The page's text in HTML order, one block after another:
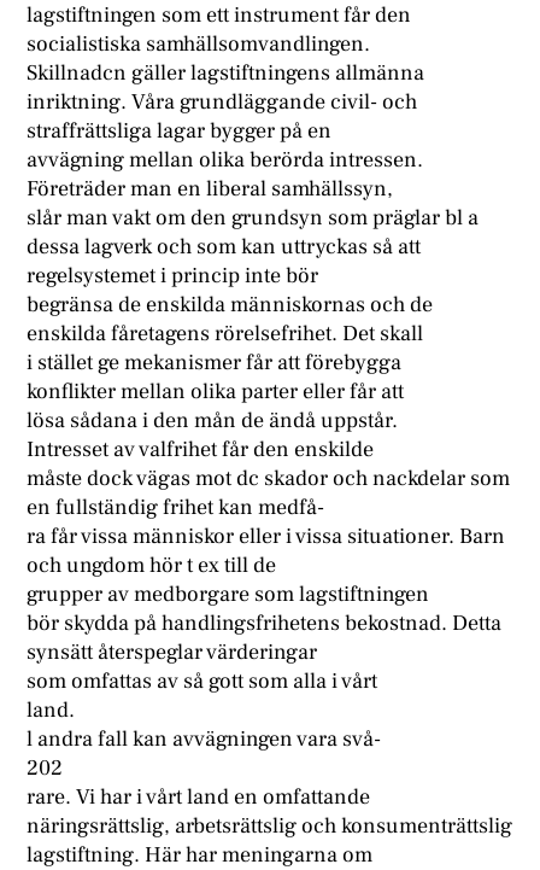
lagstiftningen som ett instrument får den
socialistiska samhällsomvandlingen.
Skillnadcn gäller lagstiftningens allmänna
inriktning. Våra grundläggande civil- och
straffrättsliga lagar bygger på en
avvägning mellan olika berörda intressen.
Företräder man en liberal samhällssyn,
slår man vakt om den grundsyn som präglar bl a
dessa lagverk och som kan uttryckas så att
regelsystemet i princip inte bör
begränsa de enskilda människornas och de
enskilda fåretagens rörelsefrihet. Det skall
i stället ge mekanismer får att förebygga
konflikter mellan olika parter eller får att
lösa sådana i den mån de ändå uppstår.
Intresset av valfrihet får den enskilde
måste dock vägas mot dc skador och nackdelar som
en fullständig frihet kan medfå-
ra får vissa människor eller i vissa situationer. Barn
och ungdom hör t ex till de
grupper av medborgare som lagstiftningen
bör skydda på handlingsfrihetens bekostnad. Detta
synsätt återspeglar värderingar
som omfattas av så gott som alla i vårt
land.
l andra fall kan avvägningen vara svå-
202
rare. Vi har i vårt land en omfattande
näringsrättslig, arbetsrättslig och konsumenträttslig
lagstiftning. Här har meningarna om